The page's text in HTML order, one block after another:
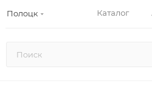
Полоцк Каталог